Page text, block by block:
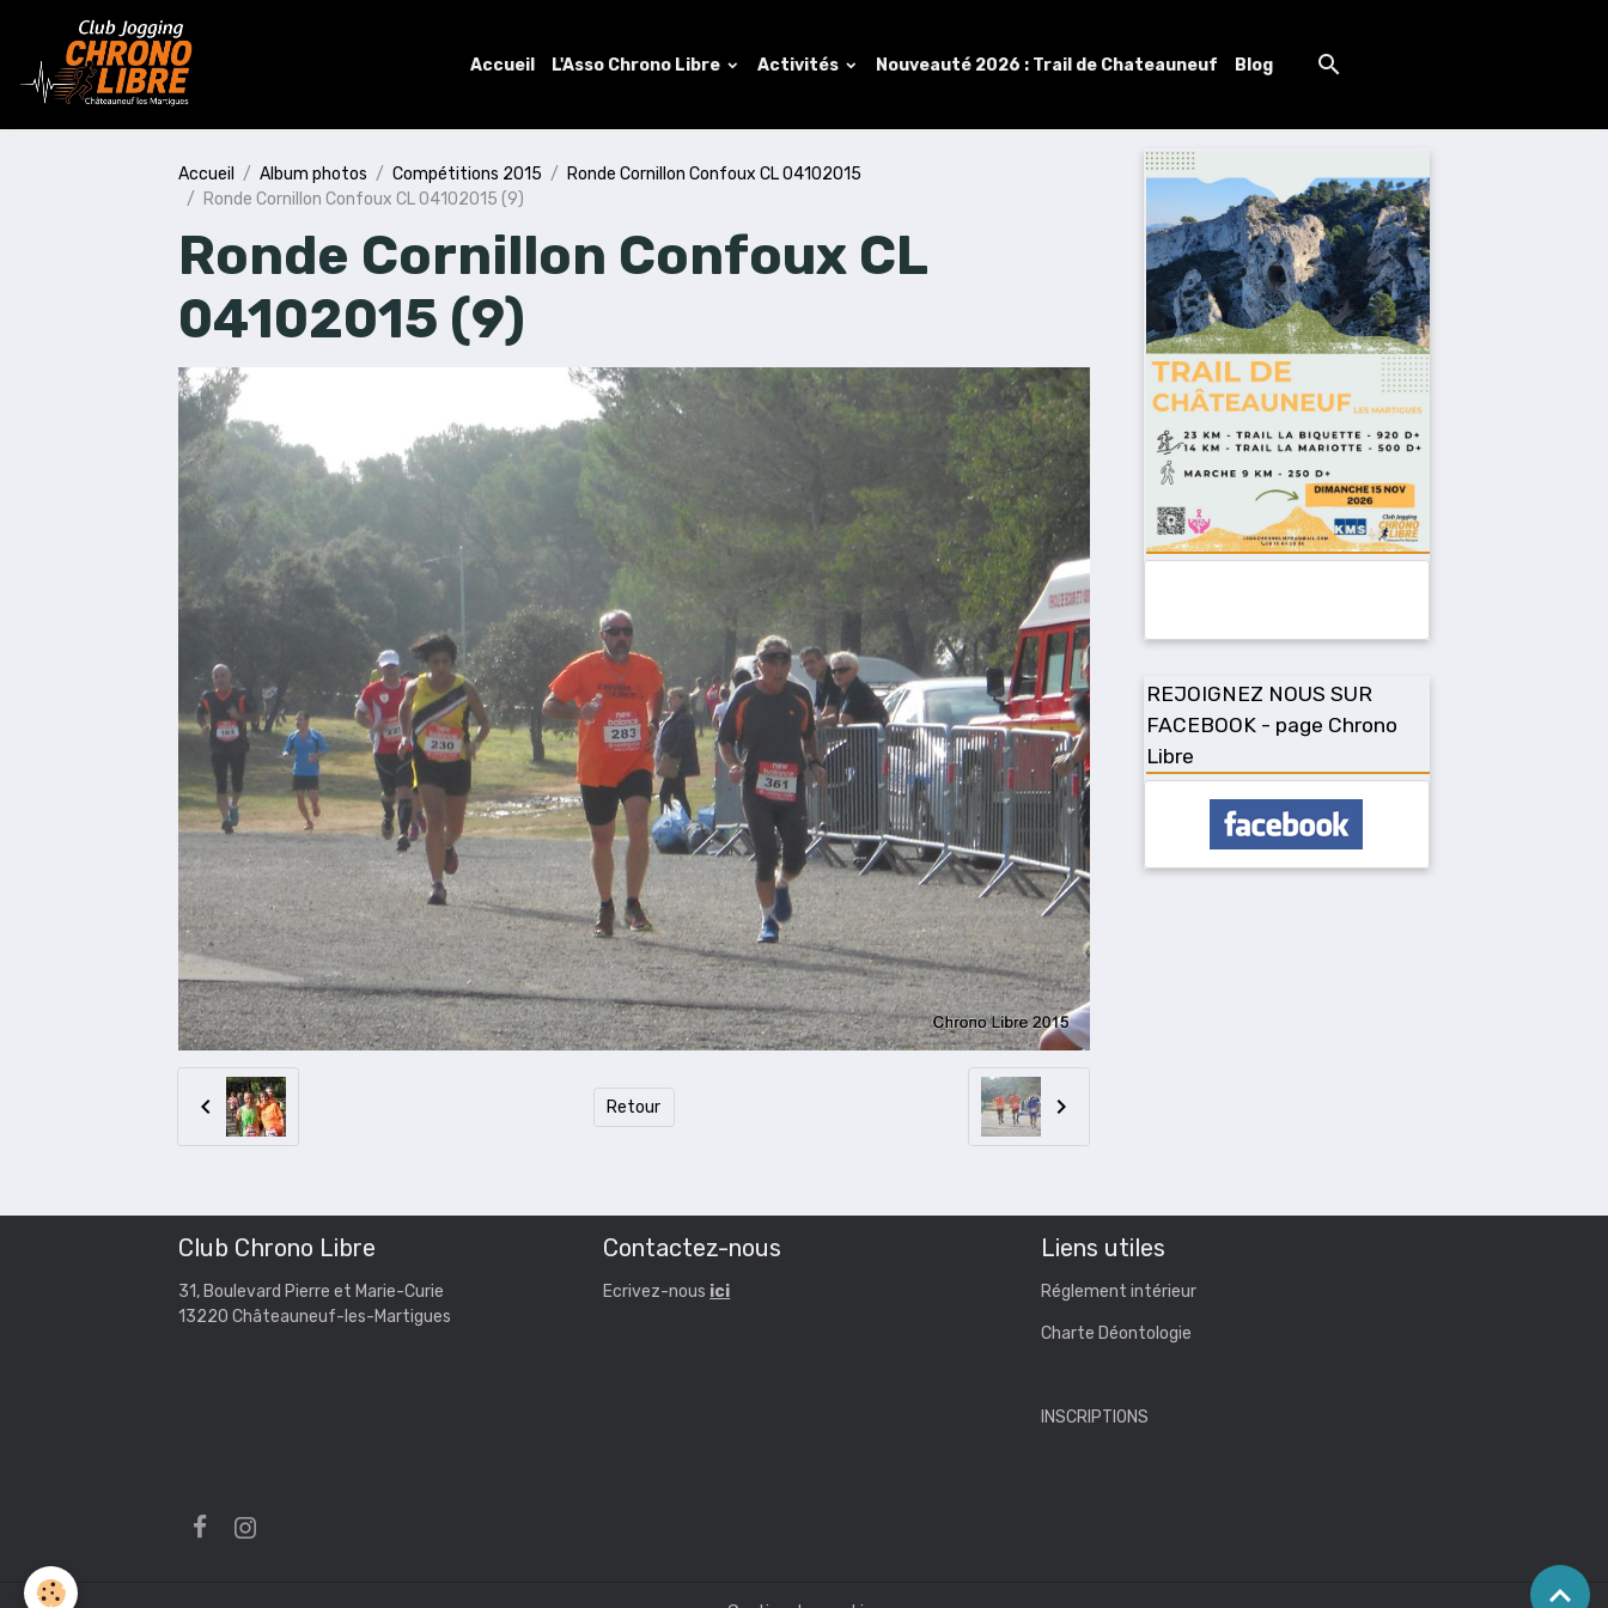
Accueil L'Asso Chrono Libre Activités Nouveauté 2026 : Trail de Chateauneuf Blog
Accueil Album photos Compétitions 2015
Ronde Cornillon Confoux CL 04102015
Ronde Cornillon Confoux CL 04102015 (9)
Ronde Cornillon Confoux CL
04102015 (9)
Retour
REJOIGNEZ NOUS SUR
FACEBOOK - page Chrono
Libre
Club Chrono Libre
31, Boulevard Pierre et Marie-Curie
13220 Châteauneuf-les-Martigues
Contactez-nous
Ecrivez-nous ici
Liens utiles
Réglement intérieur
Charte Déontologie
INSCRIPTIONS